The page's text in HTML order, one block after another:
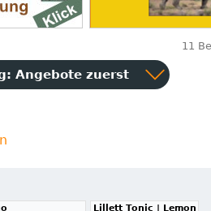
11
Angebote zuerst
Lillett Tonic | Lemon